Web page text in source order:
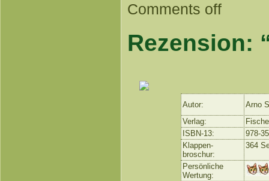
Comments off
Rezension:
Autor:
Arno
Verlag:
ISBN-13:
978-
Klappen-
broschur:
364
Persönliche
Wertung: